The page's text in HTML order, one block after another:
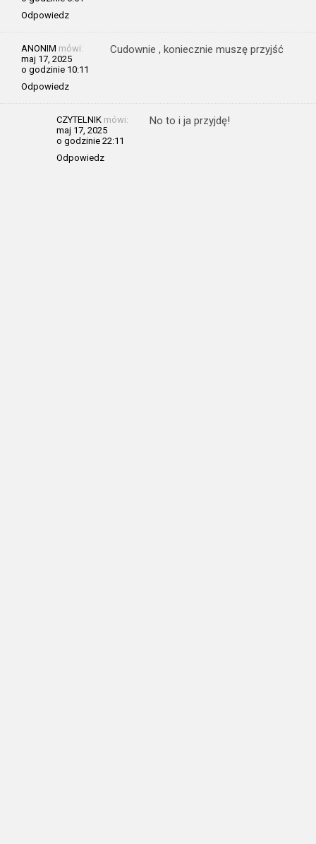
Odpowiedz
ANONIM mówi:
maj 17, 2025
o godzinie 10:11
Odpowiedz
Cudownie , koniecznie muszę przyjść
CZYTELNIK mówi:
maj 17, 2025
o godzinie 22:11
Odpowiedz
No to i ja przyjdę!